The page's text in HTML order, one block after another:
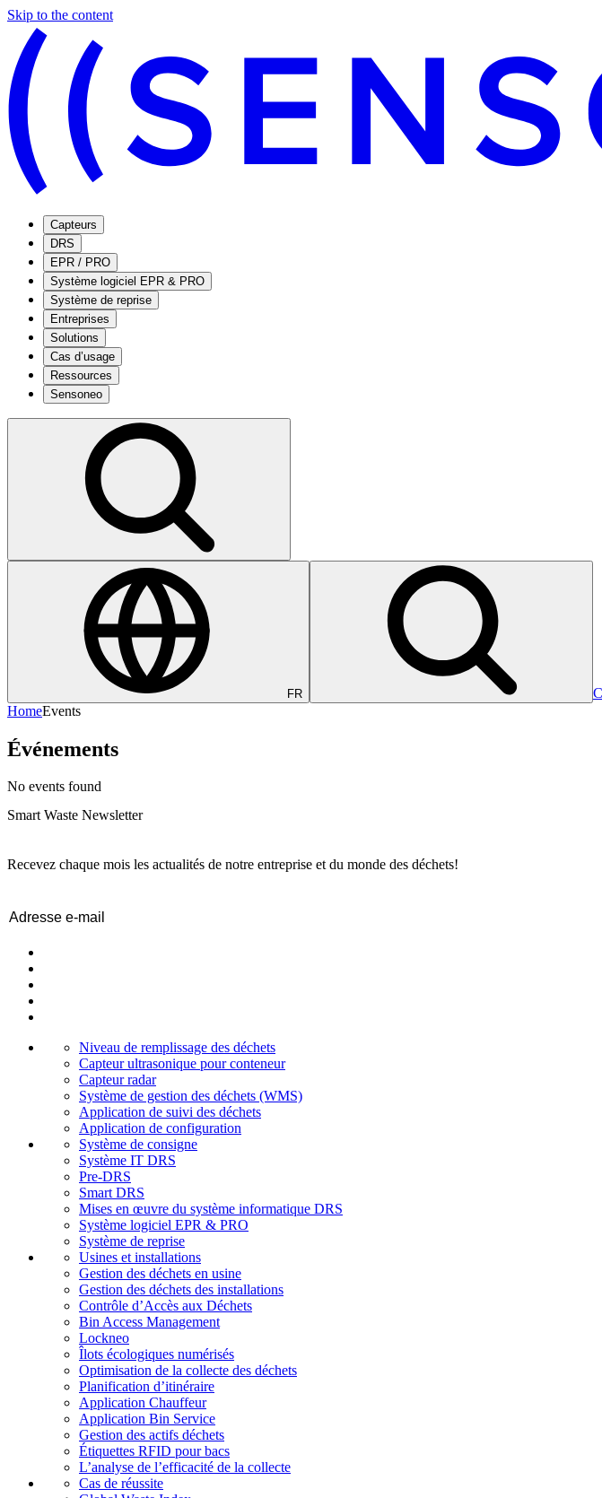
Skip to the content
Capteurs
DRS
EPR / PRO
Système logiciel EPR & PRO
Système de reprise
Entreprises
Solutions
Cas d’usage
Ressources
Sensoneo
FR
HomeEvents
Événements
No events found
Smart Waste Newsletter
Recevez chaque mois les actualités de notre entreprise et du monde des déchets!
Email(Nécessaire)
Niveau de remplissage des déchets
Capteur ultrasonique pour conteneur
Capteur radar
Système de gestion des déchets (WMS)
Application de suivi des déchets
Application de configuration
Système de consigne
Système IT DRS
Pre-DRS
Smart DRS
Mises en œuvre du système informatique DRS
Système logiciel EPR & PRO
Système de reprise
Usines et installations
Gestion des déchets en usine
Gestion des déchets des installations
Contrôle d’Accès aux Déchets
Bin Access Management
Lockneo
Îlots écologiques numérisés
Optimisation de la collecte des déchets
Planification d’itinéraire
Application Chauffeur
Application Bin Service
Gestion des actifs déchets
Étiquettes RFID pour bacs
L’analyse de l’efficacité de la collecte
Cas de réussite